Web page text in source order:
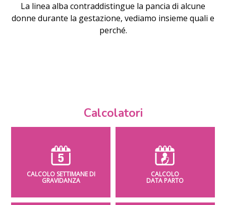
La linea alba contraddistingue la pancia di alcune
donne durante la gestazione, vediamo insieme quali e
perché.
Calcolatori
CALCOLO SETTIMANE DI
GRAVIDANZA
CALCOLO
DATA PARTO